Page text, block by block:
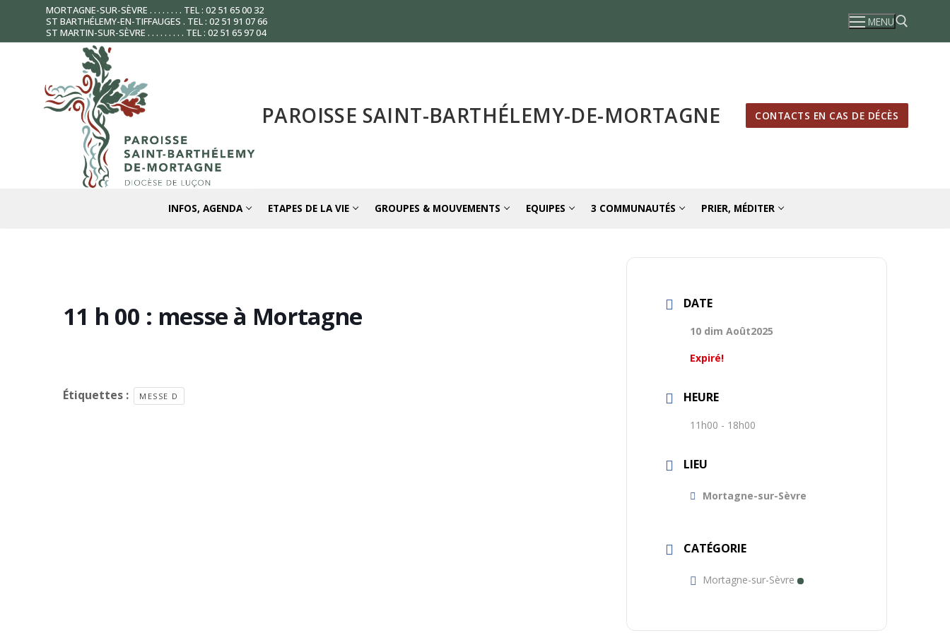
contenu
MORTAGNE-SUR-SÈVRE . . . . . . . . TEL : 02 51 65 00 32
ST BARTHÉLEMY-EN-TIFFAUGES . TEL : 02 51 91 07 66
ST MARTIN-SUR-SÈVRE . . . . . . . . . TEL : 02 51 65 97 04
MENU
PAROISSE SAINT-BARTHÉLEMY-DE-MORTAGNE CONTACTS EN CAS DE DÉCÈS
INFOS, AGENDA ETAPES DE LA VIE GROUPES & MOUVEMENTS EQUIPES 3 COMMUNAUTÉS PRIER, MÉDITER
11 h 00 : messe à Mortagne
Étiquettes : MESSE D
DATE
10 dim Août2025
Expiré!
HEURE
11h00 - 18h00
LIEU
Mortagne-sur-Sèvre
CATÉGORIE
Mortagne-sur-Sèvre